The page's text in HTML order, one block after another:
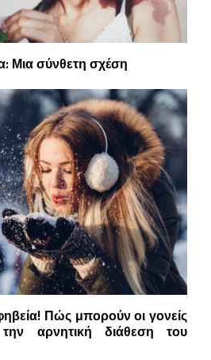
Μια σύνθετη σχέση
Πώς μπορούν οι γονείς
την αρνητική διάθεση του